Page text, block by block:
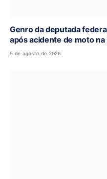
Genro da deputada
após acidente de moto na
5 de agosto de 2026